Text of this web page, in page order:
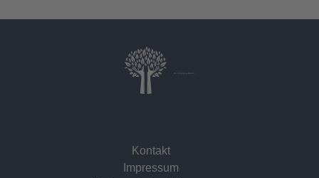
Dr. Christina Baum
Kontakt
Impressum